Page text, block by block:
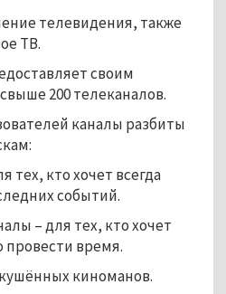
телевидения, также
ТВ.
своим
200 телеканалов.
каналы разбиты
тех, кто хочет всегда
событий.
– для тех, кто хочет
провести время.
киноманов.